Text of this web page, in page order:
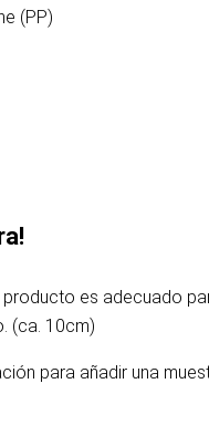
(PP)
es adecuado
(ca. 10cm)
para añadir una